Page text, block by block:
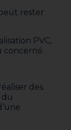
rester
PVC,
concerné.
des
du